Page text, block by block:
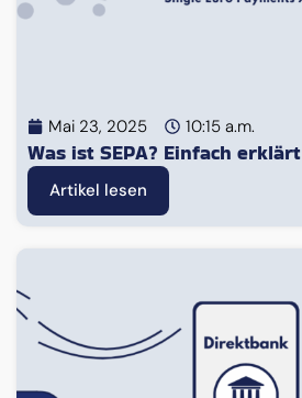
Mai 23, 2025 10:15 a.m.
Was ist SEPA? Einfach erklärt
Artikel lesen